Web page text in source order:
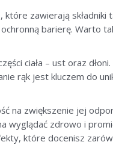
zawierają składniki
barierę. Warto
ciała – ust oraz
rąk jest kluczem do
na zwiększenie jej
wyglądać zdrowo i
które docenisz